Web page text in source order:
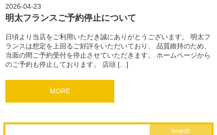
2026-04-23
明太フランスご予約停止について
日頃より当店をご利用いただき誠にありがとうございます。 明太フ
ランスは想定を上回るご好評をいただいており、 品質維持のため、
当面の間ご予約受付を停止させていただきます。 ホームページから
のご予約も停止しております。 店頭 […]
MORE